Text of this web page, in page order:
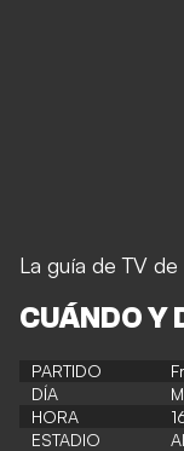
La guía de TV
CUÁNDO Y
PARTIDO
DÍA
HORA
ESTADIO